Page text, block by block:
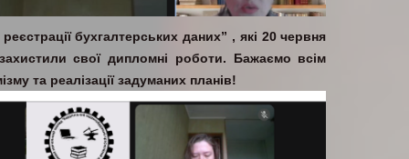
бухгалтерських даних” , які 20 червня
свої дипломні роботи. Бажаємо всім
та реалізації задуманих планів!